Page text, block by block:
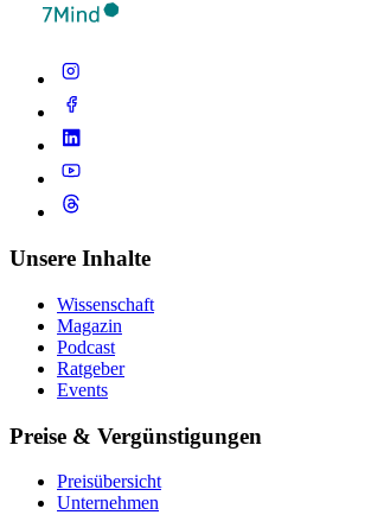
Unsere Inhalte
Wissenschaft
Magazin
Podcast
Ratgeber
Events
Preise & Vergünstigungen
Preisübersicht
Unternehmen